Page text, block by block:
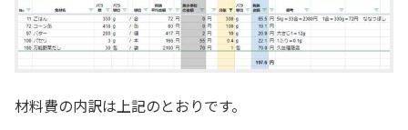
材料費の内訳は上記のとおりです。